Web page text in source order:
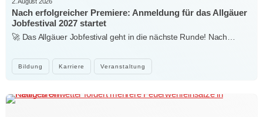
Bildung Karriere Veranstaltung
Nach erfolgreicher Premiere: Anmeldung für das Allgäuer
Jobfestival 2027 startet
🚀 Das Allgäuer Jobfestival geht in die nächste Runde! Nach…